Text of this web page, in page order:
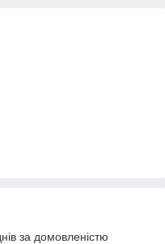
за домовленістю